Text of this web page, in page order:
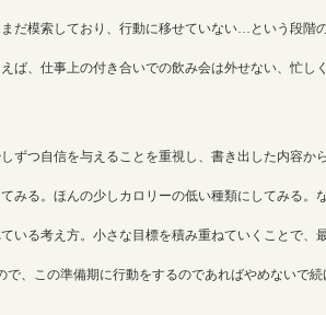
模索しており、行動に移せていない…という段階
、仕事上の付き合いでの飲み会は外せない、忙
つ自信を与えることを重視し、書き出した内容か
る。ほんの少しカロリーの低い種類にしてみる。
る考え方。小さな目標を積み重ねていくことで、
、この準備期に行動をするのであればやめないで続